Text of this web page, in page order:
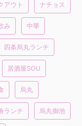
アウト ナチョス
み 中華
四条烏丸ランチ
居酒屋SOU
烏丸
ランチ 烏丸御池